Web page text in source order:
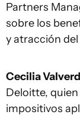
Partners
sobre los
y atracción
Cecilia
Deloitte,
impositivos